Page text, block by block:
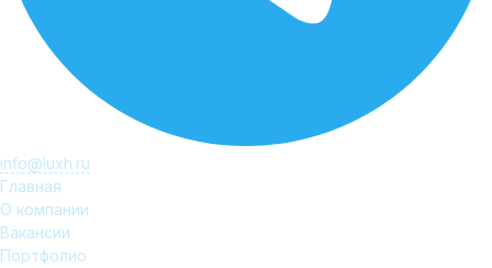
info@luxh.ru
Главная
О компании
Вакансии
Портфолио